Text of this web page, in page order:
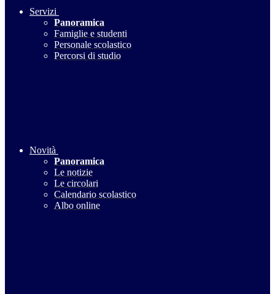
Servizi
Panoramica
Famiglie e studenti
Personale scolastico
Percorsi di studio
Novità
Panoramica
Le notizie
Le circolari
Calendario scolastico
Albo online